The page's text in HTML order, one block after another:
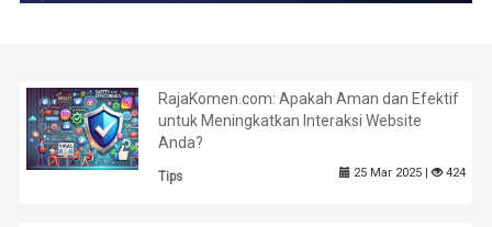
RajaKomen.com: Apakah Aman dan Efektif
untuk Meningkatkan Interaksi Website
Anda?
Tips 25 Mar 2025 | 424